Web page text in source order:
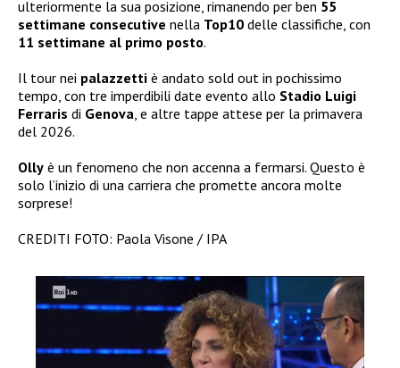
ulteriormente la sua posizione, rimanendo per ben 55
settimane consecutive nella Top10 delle classifiche, con
11 settimane al primo posto.
Il tour nei palazzetti è andato sold out in pochissimo
tempo, con tre imperdibili date evento allo Stadio Luigi
Ferraris di Genova , e altre tappe attese per la primavera
del 2026.
Olly è un fenomeno che non accenna a fermarsi. Questo è
solo l’inizio di una carriera che promette ancora molte
sorprese!
CREDITI FOTO: Paola Visone / IPA